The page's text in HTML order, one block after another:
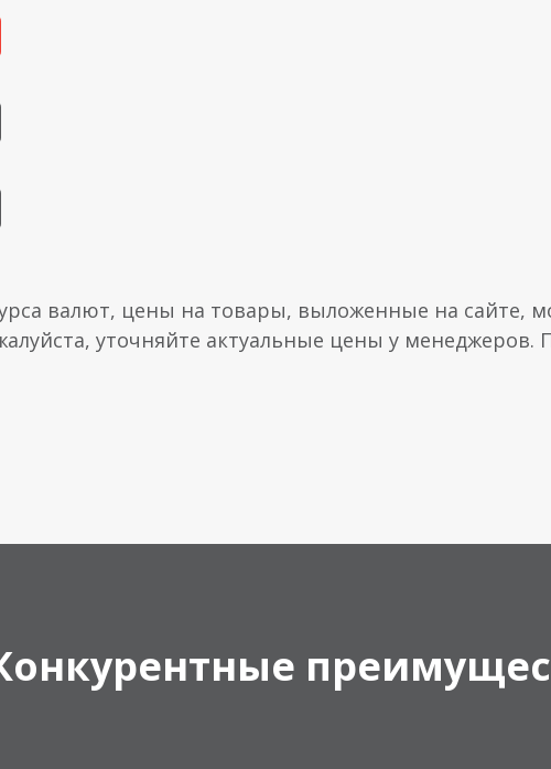
валют, цены на товары, выложенные на сайте,
уточняйте актуальные цены у